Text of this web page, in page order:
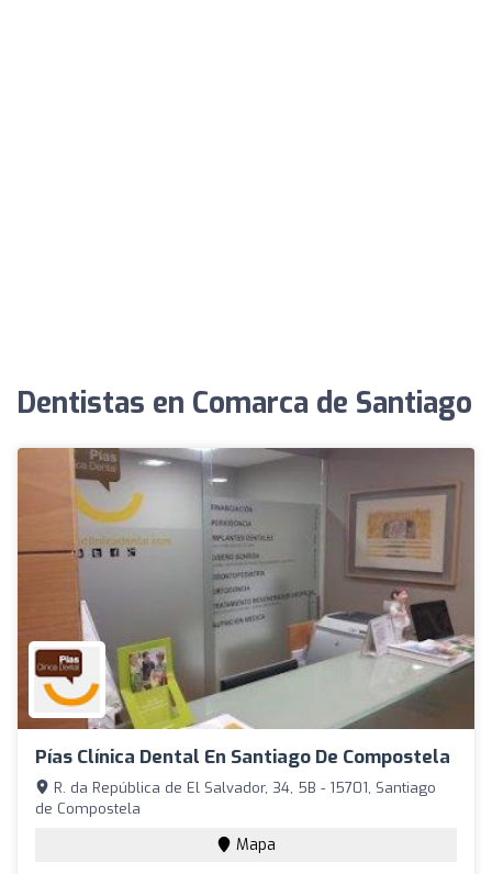
Dentistas en Comarca de Santiago
Pías Clínica Dental En Santiago De Compostela
R. da República de El Salvador, 34, 5B - 15701, Santiago
de Compostela
Mapa